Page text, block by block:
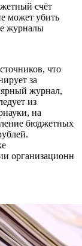
счёт
может убить
журналы
что
за
журнал,
из
на
бюджетных
организационн